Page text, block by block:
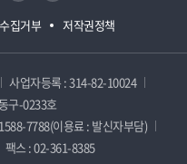
집거부 저작권정책
사업자등록 : 314-82-10024
구-0233호
7788(이용료 : 발신자부담)
팩스 : 02-361-8385